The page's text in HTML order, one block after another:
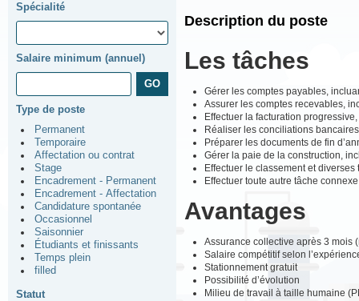
Spécialité
Salaire minimum (annuel)
Type de poste
Permanent
Temporaire
Affectation ou contrat
Stage
Encadrement - Permanent
Encadrement - Affectation
Candidature spontanée
Occasionnel
Saisonnier
Étudiants et finissants
Temps plein
filled
Statut
Description du poste
Les tâches
Gérer les comptes payables,
Assurer les comptes recevables,
Effectuer la facturation
Réaliser les conciliations
Préparer les documents de fin
Gérer la paie de la construction,
Effectuer le classement et
Effectuer toute autre tâche
Avantages
Assurance collective après 3 mois
Salaire compétitif selon
Stationnement gratuit
Possibilité d’évolution
Milieu de travail à taille humaine